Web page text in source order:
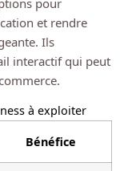
pour
et rendre
Ils
interactif qui peut
à exploiter
Bénéfice